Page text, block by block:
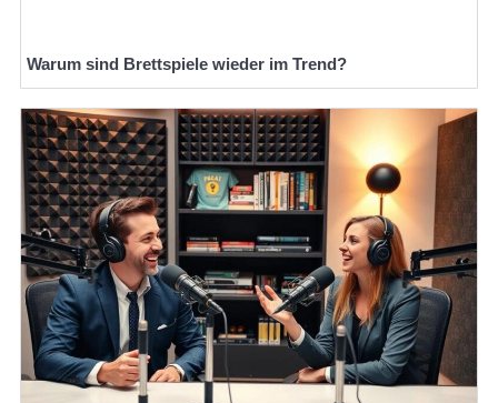
Warum sind Brettspiele wieder im Trend?